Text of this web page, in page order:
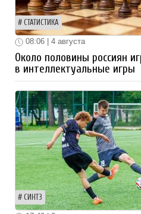
СТАТИСТИКА
08:06 | 4 августа
Около половины россиян
в интеллектуальные игры
СИНТЗ